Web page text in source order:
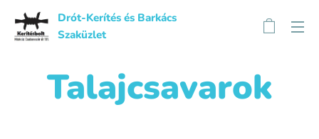
Drót-Kerítés és Barkács
Szaküzlet
Talajcsavarok